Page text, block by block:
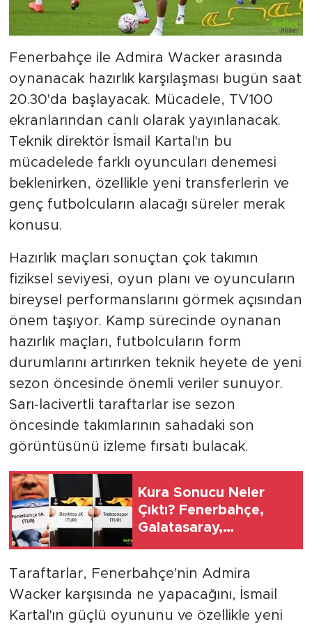
Fenerbahçe ile Admira Wacker arasında
oynanacak hazırlık karşılaşması bugün saat
20.30'da başlayacak. Mücadele, TV100
ekranlarından canlı olarak yayınlanacak.
Teknik direktör İsmail Kartal'ın bu
mücadelede farklı oyuncuları denemesi
beklenirken, özellikle yeni transferlerin ve
genç futbolcuların alacağı süreler merak
konusu.
Hazırlık maçları sonuçtan çok takımın
fiziksel seviyesi, oyun planı ve oyuncuların
bireysel performanslarını görmek açısından
önem taşıyor. Kamp sürecinde oynanan
hazırlık maçları, futbolcuların form
durumlarını artırırken teknik heyete de yeni
sezon öncesinde önemli veriler sunuyor.
Sarı-lacivertli taraftarlar ise sezon
öncesinde takımlarının sahadaki son
görüntüsünü izleme fırsatı bulacak.
Kura Sonucu Neler
Çıktı? Fenerbahçe,
Galatasaray,
Taraftarlar, Fenerbahçe'nin Admira
Wacker karşısında ne yapacağını, İsmail
Kartal'ın güçlü oyununu ve özellikle yeni